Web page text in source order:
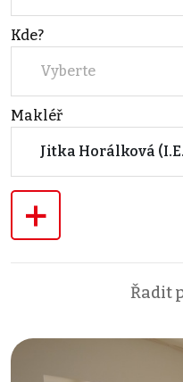
Kde?
Vyberte
Makléř
Jitka Horálková
+
Řadit